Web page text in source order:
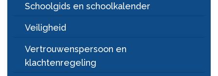
Schoolgids en schoolkalender
Veiligheid
Vertrouwenspersoon en
klachtenregeling